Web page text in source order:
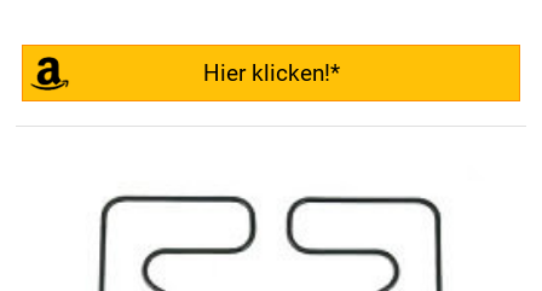
Hier klicken!*